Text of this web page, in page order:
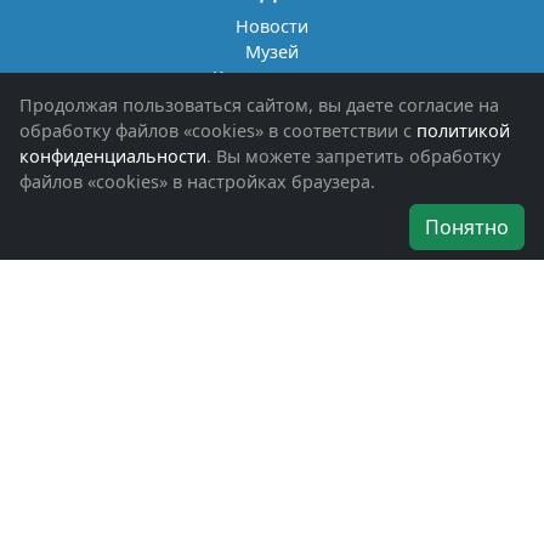
Новости
Музей
Книги памяти
Фотоальбомы
Обращения граждан
Помощь участникам СВО и их семьям
Об организации
Наши награды
Продолжая пользоваться сайтом, вы даете согласие на
обработку файлов «cookies» в соответствии с политикой
конфиденциальности. Вы можете запретить обработку
файлов «cookies» в настройках браузера.
Понятно